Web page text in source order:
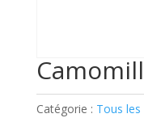
Catégorie : Tous